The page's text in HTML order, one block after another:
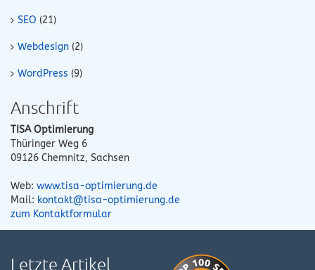
SEO (21)
Webdesign (2)
WordPress (9)
Anschrift
TISA Optimierung
Thüringer Weg 6
09126 Chemnitz, Sachsen
Web: www.tisa-optimierung.de
Mail: kontakt@tisa-optimierung.de
zum Kontaktformular
Letzte Artikel